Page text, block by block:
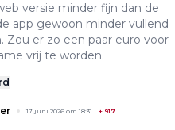
versie minder fijn dan de
app gewoon minder vullend
Zou er zo een paar euro voor
vrij te worden.
17 juni 2026 om 18:31 + 917